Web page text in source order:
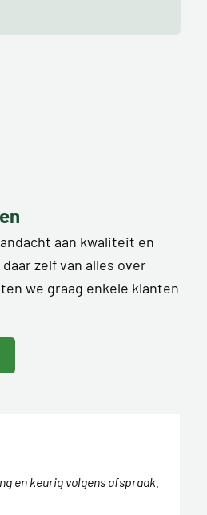
aan kwaliteit en
zelf van alles over
we graag enkele klanten
en keurig volgens afspraak.